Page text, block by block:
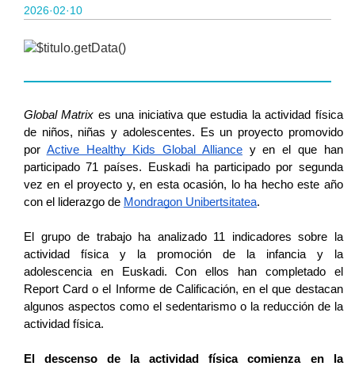
2026·02·10
Global Matrix es una iniciativa que estudia la actividad física
de niños, niñas y adolescentes. Es un proyecto promovido
por Active Healthy Kids Global Alliancey en el que han
participado 71 países. Euskadi ha participado por segunda
vez en el proyecto y, en esta ocasión, lo ha hecho este año
con el liderazgo de Mondragon Unibertsitatea.
El grupo de trabajo ha analizado 11 indicadores sobre la
actividad física y la promoción de la infancia y la
adolescencia en Euskadi. Con ellos han completado el
Report Card o el Informe de Calificación, en el que destacan
algunos aspectos como el sedentarismo o la reducción de la
actividad física.
El descenso de la actividad física comienza en la